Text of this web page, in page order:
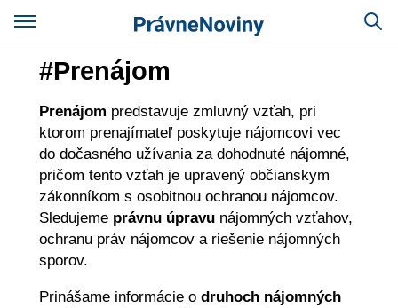
#Prenájom
Prenájom predstavuje zmluvný vzťah, pri
ktorom prenajímateľ poskytuje nájomcovi vec
do dočasného užívania za dohodnuté nájomné,
pričom tento vzťah je upravený občianskym
zákonníkom s osobitnou ochranou nájomcov.
Sledujeme právnu úpravunájomných vzťahov,
ochranu práv nájomcov a riešenie nájomných
sporov.
Prinášame informácie o druhoch nájomných